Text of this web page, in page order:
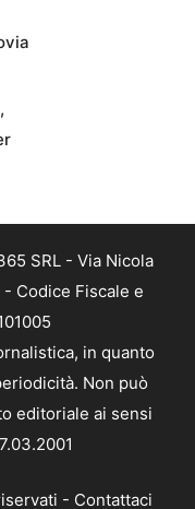
SRL - Via Nicola
- Codice Fiscale e
in quanto
Non può
editoriale ai sensi
- Contattaci